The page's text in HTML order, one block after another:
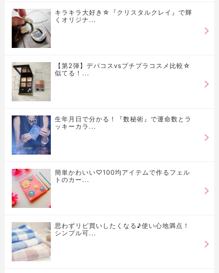
キラキラ大好き☆『クリスタルクレイ』で輝
くオリジナ...
【第2弾】デパコスvsプチプラコスメ比較☆
似てる！...
生年月日で分かる！『数秘術』で運命数とラ
ッキーカラ...
簡単かわいい♡100均アイテムで作るフェル
トのカー...
思わずリピ買いしたくなる♪使い心地満点！
シンプル可...